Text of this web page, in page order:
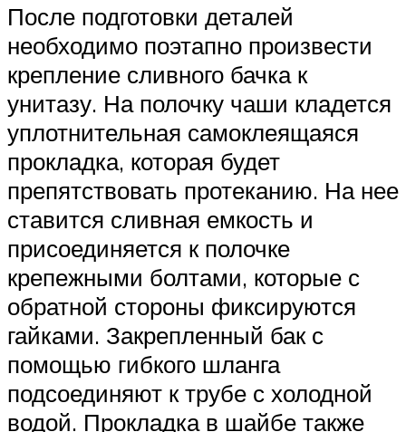
После подготовки деталей
необходимо поэтапно произвести
крепление сливного бачка к
унитазу. На полочку чаши кладется
уплотнительная самоклеящаяся
прокладка, которая будет
препятствовать протеканию. На нее
ставится сливная емкость и
присоединяется к полочке
крепежными болтами, которые с
обратной стороны фиксируются
гайками. Закрепленный бак с
помощью гибкого шланга
подсоединяют к трубе с холодной
водой. Прокладка в шайбе также